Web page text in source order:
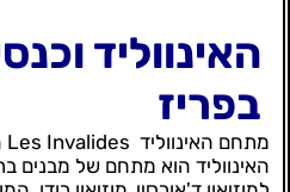
האינווליד
בפריז
מתחם האינווליד Les Invalides הוא ציון דרך בפריז.
האינווליד הוא מתחם של מבנים